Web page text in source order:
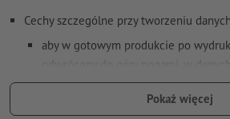
Cechy szczególne przy tworzeniu
aby w gotowym produkcie po
uwzględnićkierunek czytania
Rozdzielczość:300 dpi
Pokaż więcej